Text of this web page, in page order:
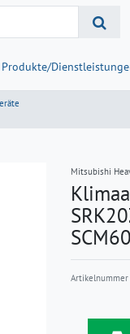
Produkte/
Mitsubishi
Artikelnummer